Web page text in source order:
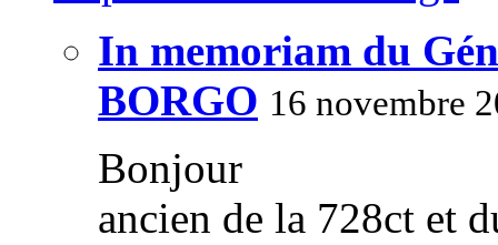
In memoriam du
BORGO 16 novembre
Bonjour
ancien de la 728ct et